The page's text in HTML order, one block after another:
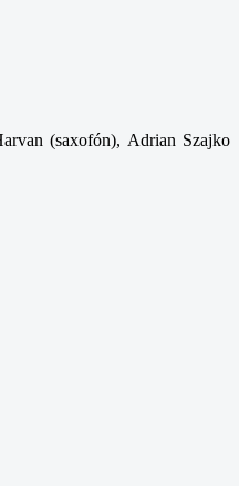
(saxofón), Adrian Szajko